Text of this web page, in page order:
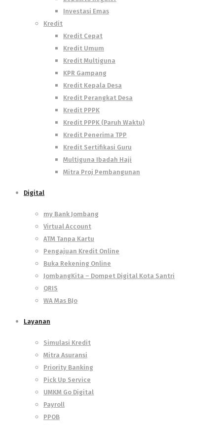
Investasi Emas
Kredit
Kredit Cepat
Kredit Umum
Kredit Multiguna
KPR Gampang
Kredit Kepala Desa
Kredit Perangkat Desa
Kredit PPPK
Kredit PPPK (Paruh Waktu)
Kredit Penerima TPP
Kredit Sertifikasi Guru
Multiguna Ibadah Haji
Mitra Proj Pembangunan
Digital
my Bank Jombang
Virtual Account
ATM Tanpa Kartu
Pengajuan Kredit Online
Buka Rekening Online
JombangKita – Dompet Digital Kota Santri
QRIS
WA Mas BJo
Layanan
Simulasi Kredit
Mitra Asuransi
Priority Banking
Pick Up Service
UMKM Go Digital
Payroll
PPOB